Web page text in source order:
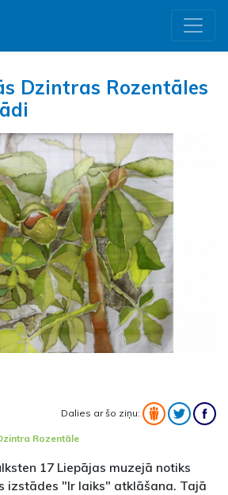
Dzintras Rozentāles
Dalies ar šo ziņu:
Rozentāle
17 Liepājas muzejā notiks
izstādes "Ir laiks" atklāšana. Tajā